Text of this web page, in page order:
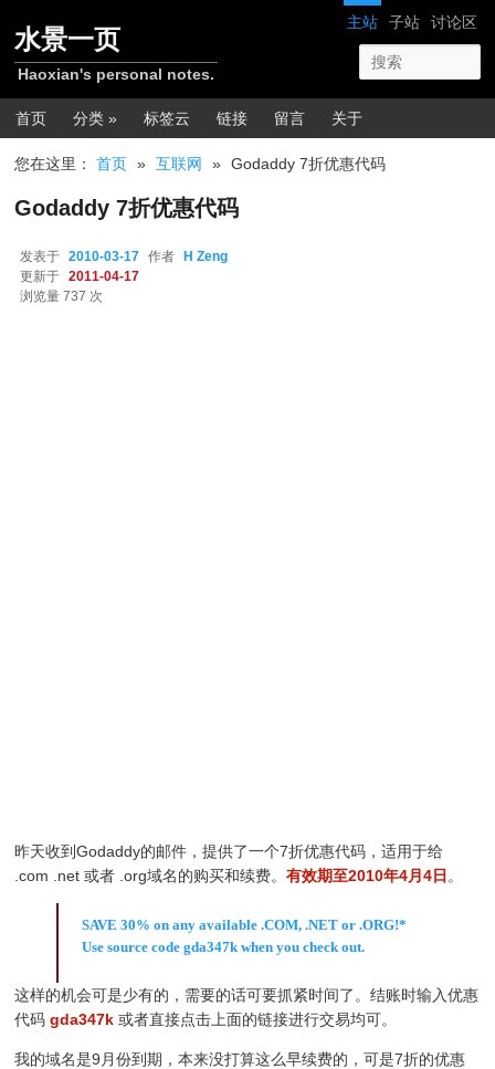
网站导航
主站 子站 讨论区
水景一页
Haoxian's personal notes.
主菜单
首页 分类 » 标签云 链接 留言 关于
您在这里：首页 » 互联网 » Godaddy 7折优惠代码
Godaddy 7折优惠代码
发表于 2010-03-17 作者
H Zeng
更新于
2011-04-17
浏览量 737 次
昨天收到Godaddy的邮件，提供了一个7折优惠代码，适用于给
.com .net 或者 .org域名的购买和续费。有效期至2010年4月4日 。
SAVE 30% on any available .COM, .NET or .ORG!*
Use source code gda347k when you check out.
这样的机会可是少有的，需要的话可要抓紧时间了。结账时输入优惠
代码gda347k 或者直接点击上面的链接进行交易均可。
我的域名是9月份到期，本来没打算这么早续费的，可是7折的优惠